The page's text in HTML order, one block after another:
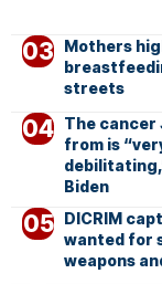
Mothers
streets
The cancer
from is
Biden
DICRIM
wanted for
weapons